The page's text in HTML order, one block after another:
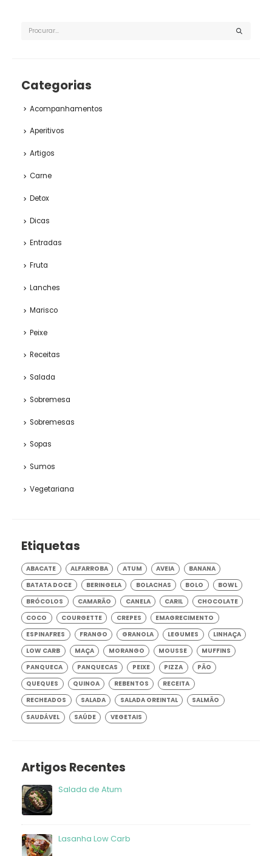
Categorias
Acompanhamentos
Aperitivos
Artigos
Carne
Detox
Dicas
Entradas
Fruta
Lanches
Marisco
Peixe
Receitas
Salada
Sobremesa
Sobremesas
Sopas
Sumos
Vegetariana
Etiquetas
ABACATE ALFARROBA ATUM AVEIA
BANANA
BATATA DOCE
BERINGELA BOLACHAS BOLO
BOWL
BRÓCOLOS
CAMARÃO CANELA CARIL
CHOCOLATE
COCO
COURGETTE CREPES
EMAGRECIMENTO
ESPINAFRES
FRANGO GRANOLA LEGUMES
LINHAÇA
LOW CARB
MAÇA MORANGO MOUSSE
MUFFINS
PANQUECA
PANQUECAS PEIXE PIZZA
PÃO
QUEQUES
QUINOA REBENTOS
RECEITA
RECHEADOS
SALADA SALADA OREINTAL
SALMÃO
SAUDÁVEL
SAÚDE VEGETAIS
Artigos Recentes
Salada de Atum
Lasanha Low Carb